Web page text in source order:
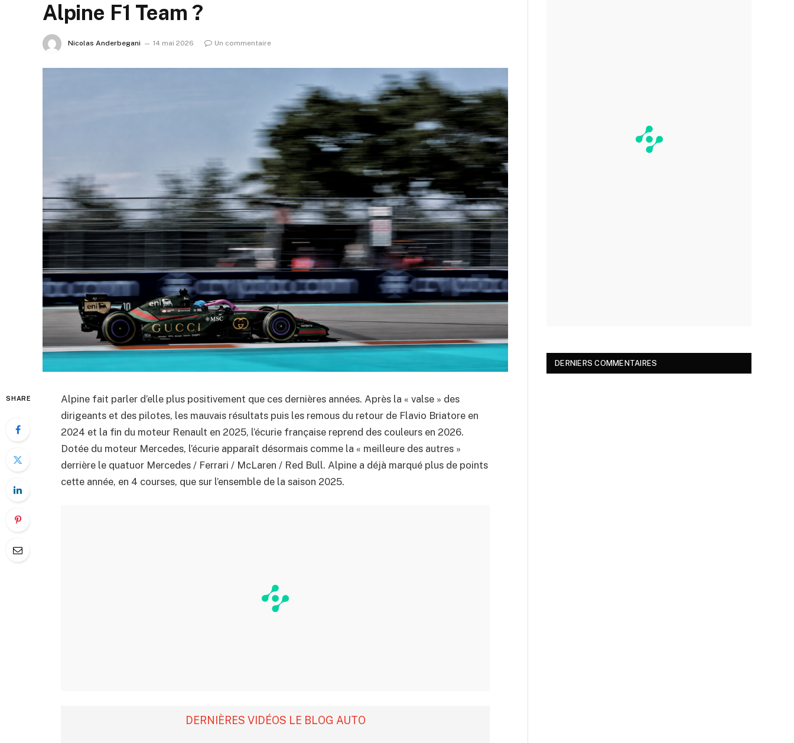
Alpine F1 Team ?
Nicolas Anderbegani 14 mai 2026 Un commentaire
SHARE
Alpine fait parler d’elle plus positivement que ces dernières années. Après la « valse » des
dirigeants et des pilotes, les mauvais résultats puis les remous du retour de Flavio Briatore en
2024 et la fin du moteur Renault en 2025, l’écurie française reprend des couleurs en 2026.
Dotée du moteur Mercedes, l’écurie apparaît désormais comme la « meilleure des autres »
derrière le quatuor Mercedes / Ferrari / McLaren / Red Bull. Alpine a déjà marqué plus de points
cette année, en 4 courses, que sur l’ensemble de la saison 2025.
DERNIÈRES VIDÉOS LE BLOG AUTO
DERNIERS COMMENTAIRES